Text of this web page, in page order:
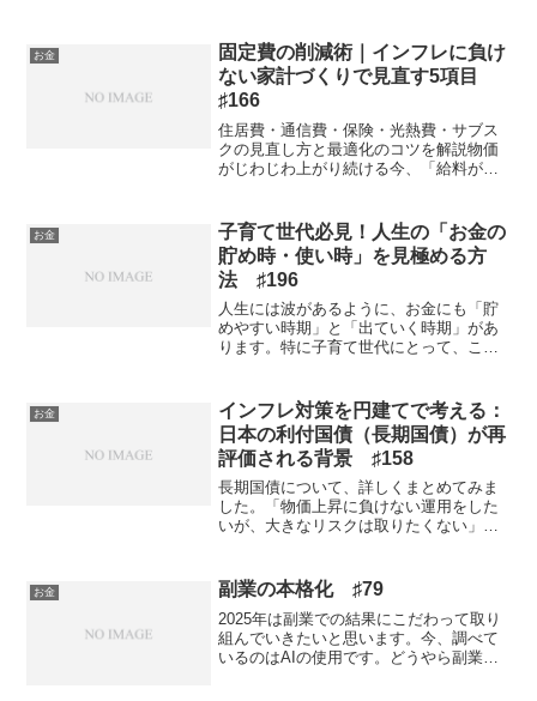
勉強会などです。 興味がない分野で
も、話の内容が面白かったり...
お金
固定費の削減術｜インフレに負け
ない家計づくりで見直す5項目
♯166
住居費・通信費・保険・光熱費・サブス
クの見直し方と最適化のコツを解説物価
がじわじわ上がり続ける今、「給料がな
からこそ、毎月"当たり前"に支払ってい
る固定費の見直しが、家...
お金
子育て世代必見！人生の「お金の
貯め時・使い時」を見極める方
法 ♯196
人生には波があるように、お金にも「貯
めやすい時期」と「出ていく時期」があ
ります。特に子育て世代にとって、この
は4つの「貯金チャンス」がある1. 独身時
代自由にお金を使え...
お金
インフレ対策を円建てで考える：
日本の利付国債（長期国債）が再
評価される背景 ♯158
長期国債について、詳しくまとめてみま
した。「物価上昇に負けない運用をした
いが、大きなリスクは取りたくない」と
されてきたのは、ドル建て国債、高配当
の国内株式、全世界株式イ...
お金 副業の本格化 ♯79
2025年は副業での結果にこだわって取り
組んでいきたいと思います。今、調べて
いるのはAIの使用です。どうやら副業で